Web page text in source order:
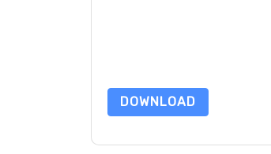
DOWNLOAD